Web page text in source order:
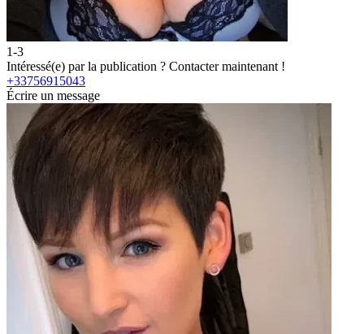
1-3
Intéressé(e) par la publication ? Contacter maintenant !
+33756915043
Écrire un message